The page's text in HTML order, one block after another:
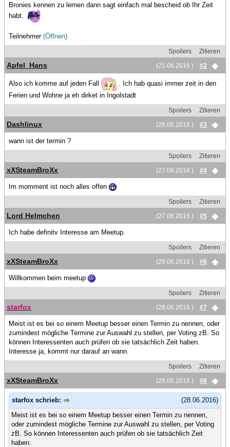
Bronies kennen zu lernen dann sagt einfach mal bescheid ob Ihr Zeit
habt.
Teilnehmer (Öffnen)
Spoilers
Zitieren
(25.06.2016 )
#2
Apfel_Hans
Also ich komme auf jeden Fall
. Ich hab quasi immer zeit in den
Ferien und Wohne ja eh dirket in Ingolstadt
Spoilers
Zitieren
(26.06.2016 )
#3
Dashlinux
wann ist der termin ?
Spoilers
Zitieren
(27.06.2016 )
#4
xXSteamBroXx
Im momment ist noch alles offen
Spoilers
Zitieren
(27.06.2016 )
#5
Lord Helmchen
Ich habe definitv Interesse am Meetup.
Spoilers
Zitieren
(28.06.2016 )
#6
xXSteamBroXx
Willkommen beim meetup
Spoilers
Zitieren
(28.06.2016 )
#7
starfox
Meist ist es bei so einem Meetup besser einen Termin zu nennen, oder
zumindest mögliche Termine zur Auswahl zu stellen, per Voting zB. So
können Interessenten auch prüfen ob sie tatsächlich Zeit haben.
Interesse ja, kommt nur darauf an wann.
Spoilers
Zitieren
(28.06.2016 )
#8
xXSteamBroXx
(28.06.2016)
starfox schrieb:
Meist ist es bei so einem Meetup besser einen Termin zu nennen,
oder zumindest mögliche Termine zur Auswahl zu stellen, per Voting
zB. So können Interessenten auch prüfen ob sie tatsächlich Zeit
haben.